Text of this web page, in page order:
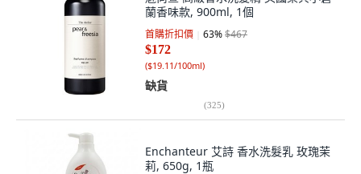
蘭香味款, 900ml, 1個
首購折扣價 63%$467
$172
($19.11/100ml)
缺貨
(325)
Enchanteur 艾詩 香水洗髮乳 玫瑰茉
莉, 650g, 1瓶